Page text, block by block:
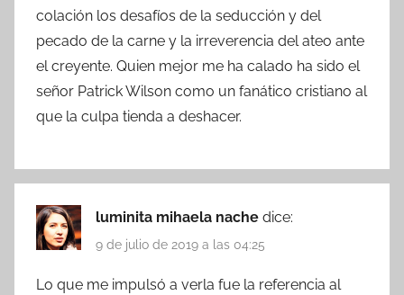
colación los desafíos de la seducción y del
pecado de la carne y la irreverencia del ateo ante
el creyente. Quien mejor me ha calado ha sido el
señor Patrick Wilson como un fanático cristiano al
que la culpa tienda a deshacer.
luminita mihaela nache dice:
9 de julio de 2019 a las 04:25
Lo que me impulsó a verla fue la referencia al